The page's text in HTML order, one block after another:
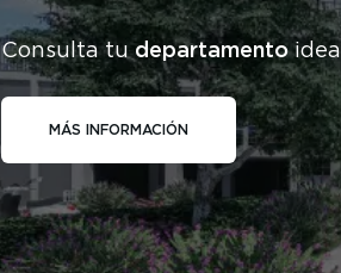
Consulta tudepartamentoideal
MÁS INFORMACIÓN